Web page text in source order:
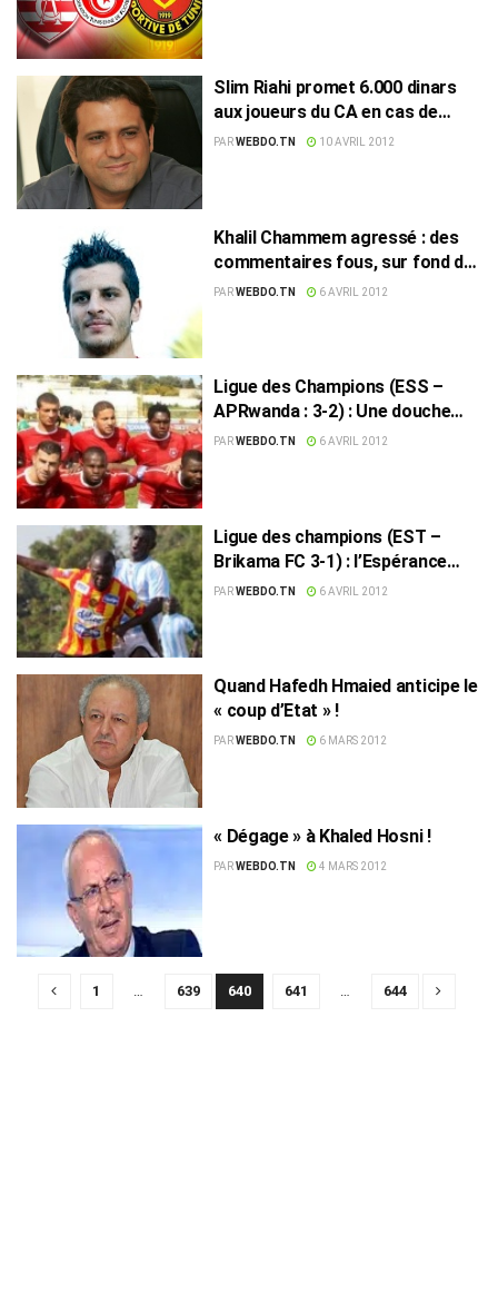
Slim Riahi promet 6.000 dinars
aux joueurs du CA en cas de
victoire au derby…«Tawa»!
PARWEBDO.TN 10 AVRIL 2012
Khalil Chammem agressé : des
commentaires fous, sur fond de
rumeurs fantaisistes !
PARWEBDO.TN 6 AVRIL 2012
Ligue des Champions (ESS –
APRwanda : 3-2) : Une douche
écossaise évitée de justesse !
PARWEBDO.TN 6 AVRIL 2012
Ligue des champions (EST –
Brikama FC 3-1) : l’Espérance
sans forcer
PARWEBDO.TN 6 AVRIL 2012
Quand Hafedh Hmaied anticipe le
« coup d’Etat » !
PARWEBDO.TN 6 MARS 2012
« Dégage » à Khaled Hosni !
PARWEBDO.TN 4 MARS 2012
1 … 639 640 641 … 644